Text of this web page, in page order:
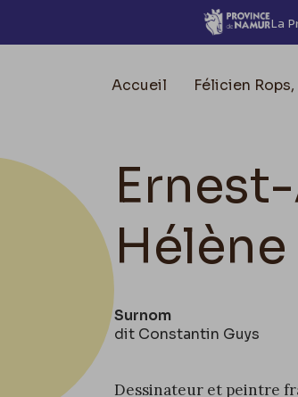
La
Accueil Félicien
Hélène
Surnom
dit Constantin Guys
Dessinateur et peintre